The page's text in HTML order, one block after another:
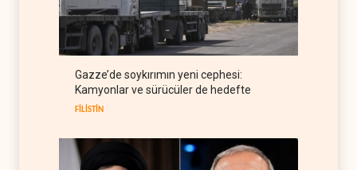
ülkelere yüzde 100'e varan
gümrük vergisi
RUSYA 09 Ağustos 2026
Demokratlar Trump için azil
süreci yerine soruşturma
Gazze’de soykırımın yeni cephesi:
Kamyonlar ve sürücüler de hedefte
FİLİSTİN